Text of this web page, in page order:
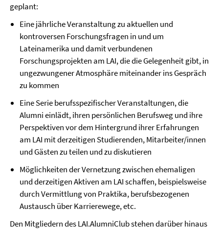
geplant:
Eine jährliche Veranstaltung zu aktuellen und
kontroversen Forschungsfragen in und um
Lateinamerika und damit verbundenen
Forschungsprojekten am LAI, die die Gelegenheit gibt, in
ungezwungener Atmosphäre miteinander ins Gespräch
zu kommen
Eine Serie berufsspezifischer Veranstaltungen, die
Alumni einlädt, ihren persönlichen Berufsweg und ihre
Perspektiven vor dem Hintergrund ihrer Erfahrungen
am LAI mit derzeitigen Studierenden, Mitarbeiter/innen
und Gästen zu teilen und zu diskutieren
Möglichkeiten der Vernetzung zwischen ehemaligen
und derzeitigen Aktiven am LAI schaffen, beispielsweise
durch Vermittlung von Praktika, berufsbezogenen
Austausch über Karrierewege, etc.
Den Mitgliedern des LAI.AlumniClub stehen darüber hinaus